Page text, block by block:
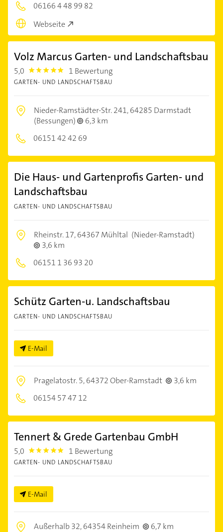
06166 4 48 99 82
Webseite
Volz Marcus Garten- und Landschaftsbau
5,0 5.0 1 Bewertung
GARTEN- UND LANDSCHAFTSBAU
Nieder-Ramstädter-Str. 241,64285 Darmstadt
(Bessungen)
6,3 km
06151 42 42 69
Die Haus- und Gartenprofis Garten- und
Landschaftsbau
GARTEN- UND LANDSCHAFTSBAU
Rheinstr. 17,64367 Mühltal (Nieder-Ramstadt)
3,6 km
06151 1 36 93 20
Schütz Garten-u. Landschaftsbau
GARTEN- UND LANDSCHAFTSBAU
E-Mail
Pragelatostr. 5,64372 Ober-Ramstadt
3,6 km
06154 57 47 12
Tennert & Grede Gartenbau GmbH
5,0 5.0 1 Bewertung
GARTEN- UND LANDSCHAFTSBAU
E-Mail
Außerhalb 32,64354 Reinheim
6,7 km